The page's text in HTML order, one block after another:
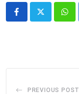
PREVIOUS POST